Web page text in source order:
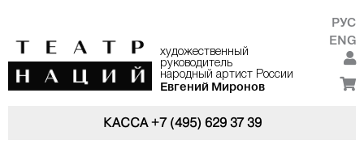
художественный
руководитель
народный артист России
Евгений Миронов
РУС
ENG
КАССА+7 (495) 629 37 39